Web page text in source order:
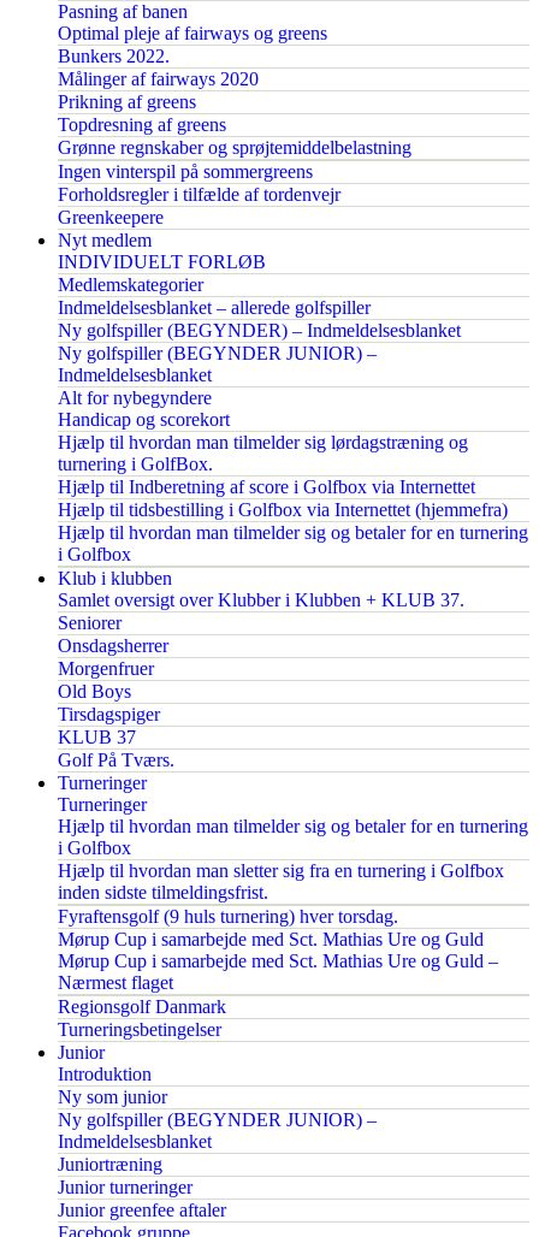
Pasning af banen
Optimal pleje af fairways og greens
Bunkers 2022.
Målinger af fairways 2020
Prikning af greens
Topdresning af greens
Grønne regnskaber og sprøjtemiddelbelastning
Ingen vinterspil på sommergreens
Forholdsregler i tilfælde af tordenvejr
Greenkeepere
Nyt medlem
INDIVIDUELT FORLØB
Medlemskategorier
Indmeldelsesblanket – allerede golfspiller
Ny golfspiller (BEGYNDER) – Indmeldelsesblanket
Ny golfspiller (BEGYNDER JUNIOR) –
Indmeldelsesblanket
Alt for nybegyndere
Handicap og scorekort
Hjælp til hvordan man tilmelder sig lørdagstræning og
turnering i GolfBox.
Hjælp til Indberetning af score i Golfbox via Internettet
Hjælp til tidsbestilling i Golfbox via Internettet (hjemmefra)
Hjælp til hvordan man tilmelder sig og betaler for en turnering
i Golfbox
Klub i klubben
Samlet oversigt over Klubber i Klubben + KLUB 37.
Seniorer
Onsdagsherrer
Morgenfruer
Old Boys
Tirsdagspiger
KLUB 37
Golf På Tværs.
Turneringer
Turneringer
Hjælp til hvordan man tilmelder sig og betaler for en turnering
i Golfbox
Hjælp til hvordan man sletter sig fra en turnering i Golfbox
inden sidste tilmeldingsfrist.
Fyraftensgolf (9 huls turnering) hver torsdag.
Mørup Cup i samarbejde med Sct. Mathias Ure og Guld
Mørup Cup i samarbejde med Sct. Mathias Ure og Guld –
Nærmest flaget
Regionsgolf Danmark
Turneringsbetingelser
Junior
Introduktion
Ny som junior
Ny golfspiller (BEGYNDER JUNIOR) –
Indmeldelsesblanket
Juniortræning
Junior turneringer
Junior greenfee aftaler
Facebook gruppe